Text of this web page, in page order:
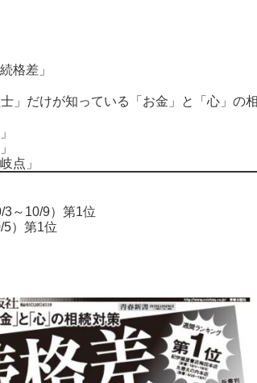
格差」
」だけが知っている「お金」と「心」の
点」
～10/9）第1位
）第1位